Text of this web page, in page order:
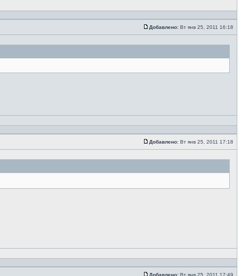
Добавлено: Вт янв 25, 2011 16:18
Добавлено: Вт янв 25, 2011 17:18
Добавлено: Вт янв 25, 2011 17:49